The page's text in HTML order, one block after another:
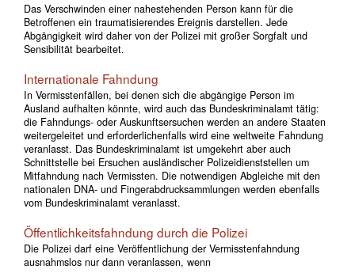
Das Verschwinden einer nahestehenden Person kann für die
Betroffenen ein traumatisierendes Ereignis darstellen. Jede
Abgängigkeit wird daher von der Polizei mit großer Sorgfalt und
Sensibilität bearbeitet.
Internationale Fahndung
In Vermisstenfällen, bei denen sich die abgängige Person im
Ausland aufhalten könnte, wird auch das Bundeskriminalamt tätig:
die Fahndungs- oder Auskunftsersuchen werden an andere Staaten
weitergeleitet und erforderlichenfalls wird eine weltweite Fahndung
veranlasst. Das Bundeskriminalamt ist umgekehrt aber auch
Schnittstelle bei Ersuchen ausländischer Polizeidienststellen um
Mitfahndung nach Vermissten. Die notwendigen Abgleiche mit den
nationalen DNA- und Fingerabdrucksammlungen werden ebenfalls
vom Bundeskriminalamt veranlasst.
Öffentlichkeitsfahndung durch die Polizei
Die Polizei darf eine Veröffentlichung der Vermisstenfahndung
ausnahmslos nur dann veranlassen, wenn